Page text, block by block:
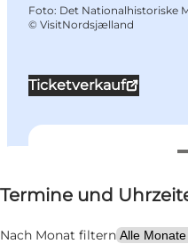
Ticketverkauf
Termine und
Termine und
Nach Monat filtern
Website besuchen
Kinder
Foto: Det Nationalhistoriske
© VisitNordsjælland